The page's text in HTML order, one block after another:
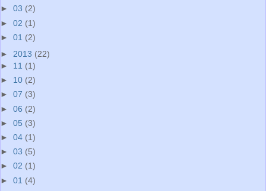
► 03 (2)
► 02 (1)
► 01 (2)
► 2013 (22)
► 11 (1)
► 10 (2)
► 07 (3)
► 06 (2)
► 05 (3)
► 04 (1)
► 03 (5)
► 02 (1)
► 01 (4)